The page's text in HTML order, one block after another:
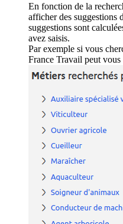
En fonction de la
afficher des suggestions
suggestions sont
avez saisis.
Par exemple si vous
France Travail peut vous